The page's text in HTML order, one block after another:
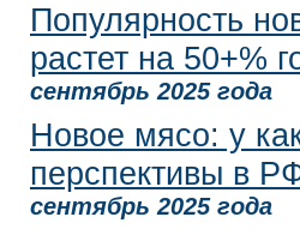
Популярность
растет на 50+%
сентябрь 2025 года
Новое мясо: у
перспективы в
сентябрь 2025 года